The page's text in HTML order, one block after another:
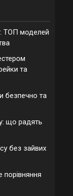
ТОП моделей
та
безпечно та
що радять
без зайвих